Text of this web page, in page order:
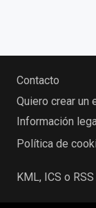
Contacto
Quiero crear un
Información
Política de
KML, ICS o RSS